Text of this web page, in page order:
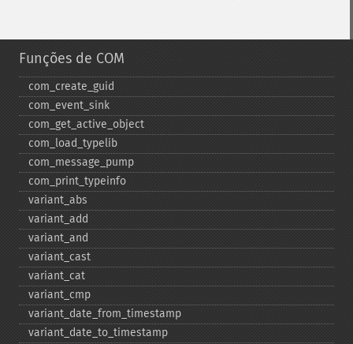
Funções de COM
com_​create_​guid
com_​event_​sink
com_​get_​active_​object
com_​load_​typelib
com_​message_​pump
com_​print_​typeinfo
variant_​abs
variant_​add
variant_​and
variant_​cast
variant_​cat
variant_​cmp
variant_​date_​from_​timestamp
variant_​date_​to_​timestamp